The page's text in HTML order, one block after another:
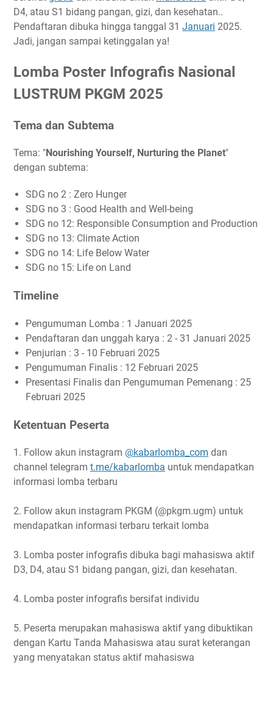
Link Penting
Narahubung
D4, atau S1 bidang pangan, gizi, dan kesehatan..
Pendaftaran dibuka hingga tanggal 31 Januari 2025.
Jadi, jangan sampai ketinggalan ya!
Lomba Poster Infografis Nasional
LUSTRUM PKGM 2025
Tema dan Subtema
Tema: "Nourishing Yourself, Nurturing the Planet"
dengan subtema:
SDG no 2 : Zero Hunger
SDG no 3 : Good Health and Well-being
SDG no 12: Responsible Consumption and Production
SDG no 13: Climate Action
SDG no 14: Life Below Water
SDG no 15: Life on Land
Timeline
Pengumuman Lomba : 1 Januari 2025
Pendaftaran dan unggah karya : 2 - 31 Januari 2025
Penjurian : 3 - 10 Februari 2025
Pengumuman Finalis : 12 Februari 2025
Presentasi Finalis dan Pengumuman Pemenang : 25
Februari 2025
Ketentuan Peserta
1. Follow akun instagram @kabarlomba_com dan
channel telegram t.me/kabarlomba untuk mendapatkan
informasi lomba terbaru
2. Follow akun instagram PKGM (@pkgm.ugm) untuk
mendapatkan informasi terbaru terkait lomba
3. Lomba poster infografis dibuka bagi mahasiswa aktif
D3, D4, atau S1 bidang pangan, gizi, dan kesehatan.
4. Lomba poster infografis bersifat individu
5. Peserta merupakan mahasiswa aktif yang dibuktikan
dengan Kartu Tanda Mahasiswa atau surat keterangan
yang menyatakan status aktif mahasiswa